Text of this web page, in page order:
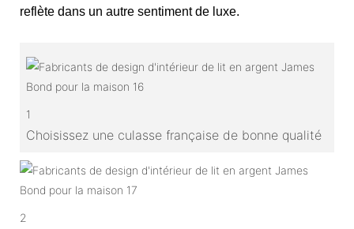
reflète dans un autre sentiment de luxe.
1
Choisissez une culasse française de bonne qualité
2